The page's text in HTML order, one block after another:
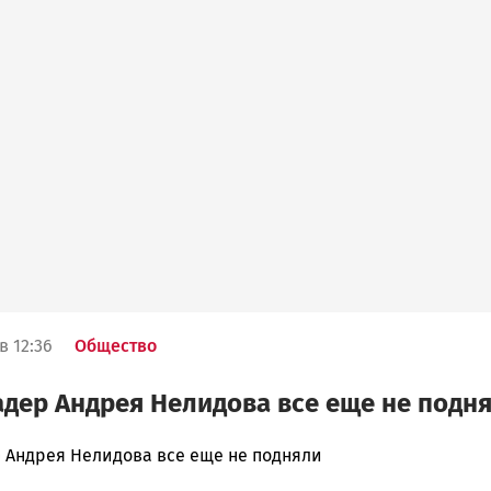
12:36 Общество
Андрея Нелидова все еще не
Нелидова все еще не подняли